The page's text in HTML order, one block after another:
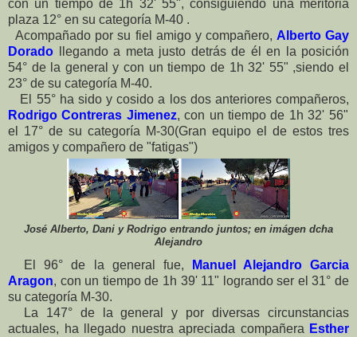
con un tiempo de 1h 32' 55", consiguiendo una meritoria
plaza 12° en su categoría M-40 .
Acompañado por su fiel amigo y compañero, Alberto Gay
Dorado
llegando a meta justo detrás de él en la posición
54° de la general y con un tiempo de 1h 32' 55" ,siendo el
23° de su categoría M-40.
El 55° ha sido y cosido a los dos anteriores compañeros,
Rodrigo Contreras Jimenez, con un tiempo de 1h 32' 56"
el 17° de su categoría M-30(Gran equipo el de estos tres
amigos y compañero de "fatigas")
José Alberto, Dani y Rodrigo entrando juntos; en imágen dcha
Alejandro
El 96° de la general fue,
Manuel Alejandro Garcia
Aragon, con un tiempo de 1h 39' 11" logrando ser el 31° de
su categoría M-30.
La 147° de la general y por diversas circunstancias
actuales, ha llegado nuestra apreciada compañera Esther